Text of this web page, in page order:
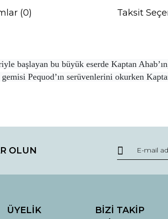
(0) Taksit
başlayan bu büyük eserde Kaptan
gemisi Pequod’ın serüvenlerini okurken
Yorum Yaz
OLUN
ÜYELİK
BİZİ TAKİP